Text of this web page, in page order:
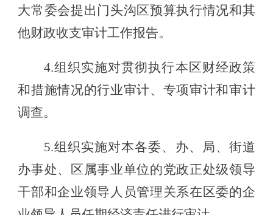
大常委会提出门头沟区预算执行情况和其
他财政收支审计工作报告。
4.组织实施对贯彻执行本区财经政策
和措施情况的行业审计、专项审计和审计
调查。
5.组织实施对本各委、办、局、街道
办事处、区属事业单位的党政正处级领导
干部和企业领导人员管理关系在区委的企